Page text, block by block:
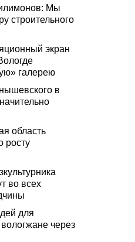
Мы
строительного
экран
галерею
в
область
росту
во всех
для
через